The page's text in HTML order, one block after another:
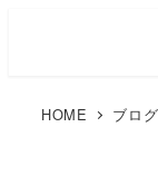
HOME ブログ